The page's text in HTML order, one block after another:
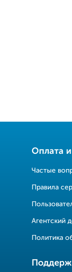
Оплата
Частые
Правила
Агентский
Политика